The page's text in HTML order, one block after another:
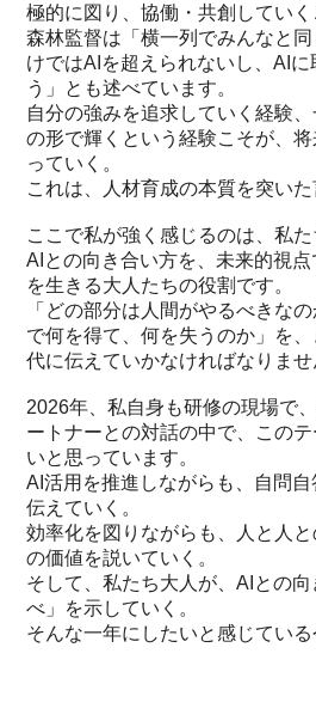
極的に図り、協働・共創していく
森林監督は「横一列でみんなと
けではAIを超えられないし、AIに
う」とも述べています。
自分の強みを追求していく経験
の形で輝くという経験こそが、
っていく。
これは、人材育成の本質を突いた
ここで私が強く感じるのは、私た
AIとの向き合い方を、未来的視
を生きる大人たちの役割です。
「どの部分は人間がやるべきな
で何を得て、何を失うのか」を
代に伝えていかなければなりませ
2026年、私自身も研修の現場で
ートナーとの対話の中で、この
いと思っています。
AI活用を推進しながらも、自問
伝えていく。
効率化を図りながらも、人と人
の価値を説いていく。
そして、私たち大人が、AIとの
べ」を示していく。
そんな一年にしたいと感じている